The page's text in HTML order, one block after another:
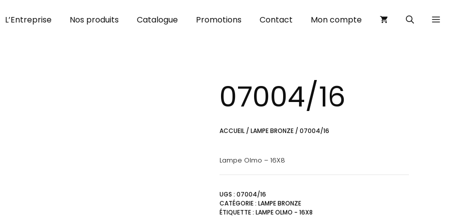
L’Entreprise Nos produits Catalogue Promotions Contact Mon compte
07004/16
ACCUEIL /LAMPE BRONZE / 07004/16
Lampe Olmo – 16X8
UGS :07004/16
CATÉGORIE :LAMPE BRONZE
ÉTIQUETTE :LAMPE OLMO - 16X8